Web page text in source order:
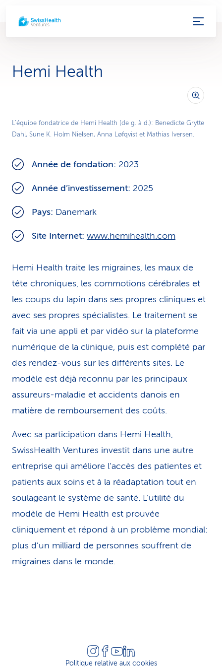
L
s
d
e
Hemi Health
L’équipe fondatrice de Hemi Health (de g. à d.): Benedicte Grytte
Dahl, Sune K. Holm Nielsen, Anna Løfqvist et Mathias Iversen.
Année de fondation: 2023
Année d’investissement: 2025
Pays: Danemark
Site Internet: www.hemihealth.com
Hemi Health traite les migraines, les maux de
tête chroniques, les commotions cérébrales et
les coups du lapin dans ses propres cliniques et
avec ses propres spécialistes. Le traitement se
fait via une appli et par vidéo sur la plateforme
numérique de la clinique, puis est complété par
des rendez-vous sur les différents sites. Le
modèle est déjà reconnu par les principaux
assureurs-maladie et accidents danois en
matière de remboursement des coûts.
Avec sa participation dans Hemi Health,
SwissHealth Ventures investit dans une autre
entreprise qui améliore l’accès des patientes et
patients aux soins et à la réadaptation tout en
soulageant le système de santé. L’utilité du
modèle de Hemi Health est prouvée
cliniquement et répond à un problème mondial:
plus d’un milliard de personnes souffrent de
migraines dans le monde.
Politique relative aux cookies